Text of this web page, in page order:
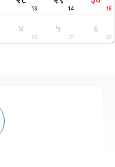
13 14 15
४
20
५
21
६
22